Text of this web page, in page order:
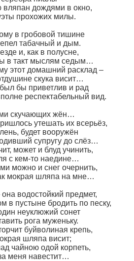
вляпан дождями в окно,
прохожих милы.
в гробовой тишине
табачный и дым.
и, как в полусне,
в такт мыслям седым…
этот домашний расклад –
скука висит…
бы приветлив и рад
респектабельный вид.
скучающих жён…
утешать их всерьёз,
будет вооружён
супругу до слёз…
может и блуд учинить,
с кем-то наедине…
можно и снег очернить,
мокрая шляпа на мне…
водостойкий предмет,
в пустыне бродить по песку,
неуклюжий сонет
рога муженьку.
буйволиная крепь,
шляпа висит;
чайною одой корпеть,
меня навестит…